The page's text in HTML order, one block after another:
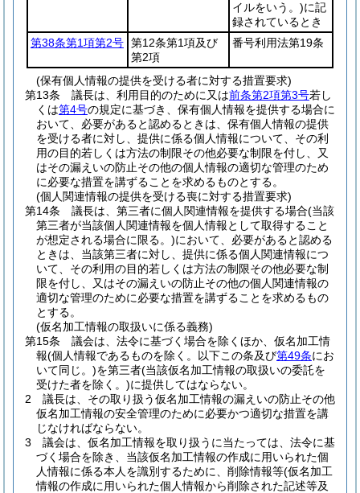
イルをいう。)に記
録されているとき
第38条第1項第2号 第12条第1項及び
第2項
番号利用法第19条
(保有個人情報の提供を受ける者に対する措置要求)
第13条
議長は、利用目的のために又は前条第2項第3号若し
くは第4号の規定に基づき、保有個人情報を提供する場合に
おいて、必要があると認めるときは、保有個人情報の提供
を受ける者に対し、提供に係る個人情報について、その利
用の目的若しくは方法の制限その他必要な制限を付し、又
はその漏えいの防止その他の個人情報の適切な管理のため
に必要な措置を講ずることを求めるものとする。
(個人関連情報の提供を受ける喪に対する措置要求)
第14条
議長は、第三者に個人関連情報を提供する場合(当該
第三者が当該個人関連情報を個人情報として取得すること
が想定される場合に限る。)において、必要があると認める
ときは、当該第三者に対し、提供に係る個人関連情報につ
いて、その利用の目的若しくは方法の制限その他必要な制
限を付し、又はその漏えいの防止その他の個人関連情報の
適切な管理のために必要な措置を講ずることを求めるもの
とする。
(仮名加工情報の取扱いに係る義務)
第15条
議会は、法令に基づく場合を除くほか、仮名加工情
報(個人情報であるものを除く。以下この条及び第49条にお
いて同じ。)を第三者(当該仮名加工情報の取扱いの委託を
受けた者を除く。)に提供してはならない。
2
議長は、その取り扱う仮名加工情報の漏えいの防止その他
仮名加工情報の安全管理のために必要かつ適切な措置を講
じなければならない。
3
議会は、仮名加工情報を取り扱うに当たっては、法令に基
づく場合を除き、当該仮名加工情報の作成に用いられた個
人情報に係る本人を識別するために、削除情報等(仮名加工
情報の作成に用いられた個人情報から削除された記述等及